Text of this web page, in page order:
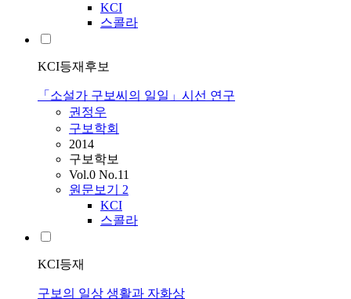
KCI
스콜라
KCI등재후보
「소설가 구보씨의 일일」시선 연구
권정우
구보학회
2014
구보학보
Vol.0 No.11
원문보기 2
KCI
스콜라
KCI등재
구보의 일상 생활과 자화상